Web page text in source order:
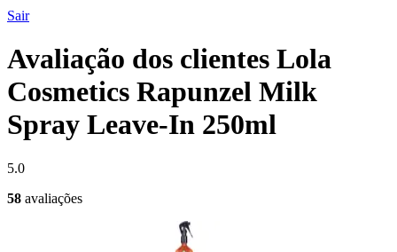
Sair
Avaliação dos clientes Lola
Cosmetics Rapunzel Milk
Spray Leave-In 250ml
5.0
58 avaliações